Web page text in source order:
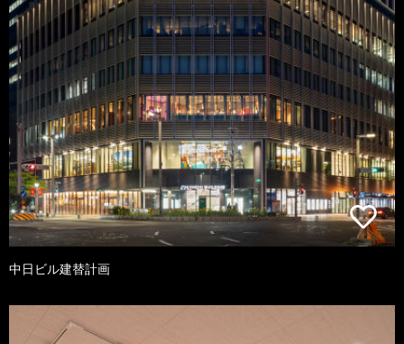
中日ビル建替計画